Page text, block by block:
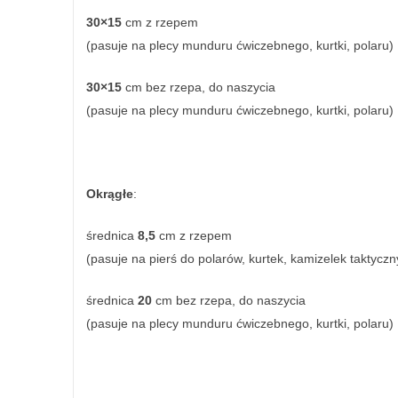
30×15 cm z rzepem
(pasuje na plecy munduru ćwiczebnego, kurtki, polaru)
30×15 cm bez rzepa, do naszycia
(pasuje na plecy munduru ćwiczebnego, kurtki, polaru)
Okrągłe:
średnica 8,5 cm z rzepem
(pasuje na pierś do polarów, kurtek, kamizelek
średnica 20 cm bez rzepa, do naszycia
(pasuje na plecy munduru ćwiczebnego, kurtki, polaru)